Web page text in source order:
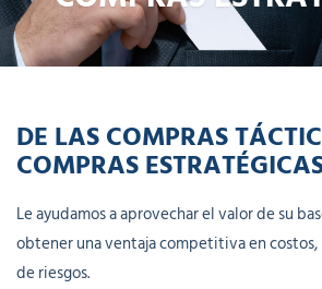
DE LAS COMPRAS
COMPRAS
Le ayudamos a aprovechar el valor de su
obtener una ventaja competitiva en
de riesgos.